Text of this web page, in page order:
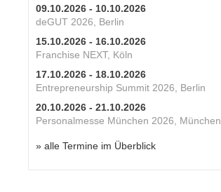
09.10.2026 - 10.10.2026
deGUT 2026, Berlin
15.10.2026 - 16.10.2026
Franchise NEXT, Köln
17.10.2026 - 18.10.2026
Entrepreneurship Summit 2026, Berlin
20.10.2026 - 21.10.2026
Personalmesse München 2026, München
» alle Termine im Überblick